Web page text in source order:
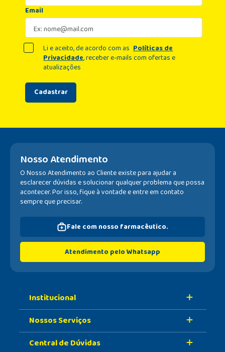
Email
Cadastrar
Li e aceito, de acordo com as Políticas de
Privacidade, receber e-mails com ofertas e
atualizações
Nosso Atendimento
O Nosso Atendimento ao Cliente existe para ajudar a
esclarecer dúvidas e solucionar qualquer problema que possa
acontecer. Por isso, fique à vontade e entre em contato
sempre que precisar.
Fale com nosso farmacêutico.
Atendimento pelo Whatsapp
Institucional
Sobre A Nossa Drogaria
Nossa História
Nossos Serviços
Retire Na Loja
Central de Dúvidas